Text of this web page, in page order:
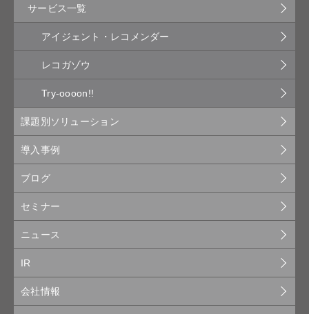
サービス一覧
アイジェント・レコメンダー
レコガゾウ
Try-oooon!!
課題別ソリューション
導入事例
ブログ
セミナー
ニュース
IR
会社情報